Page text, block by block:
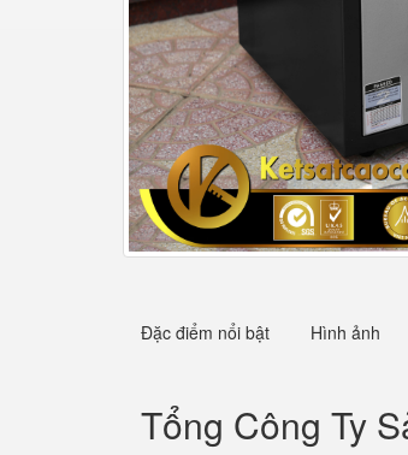
Đặc điểm nổi bật Hình ảnh
Tổng Công Ty